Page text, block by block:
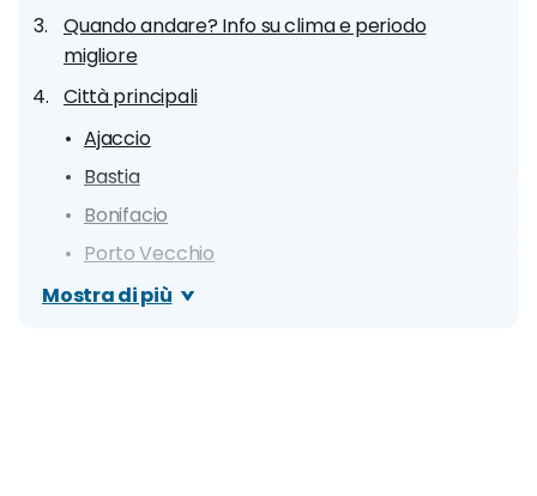
Quando andare? Info su clima e periodo
migliore
Città principali
Ajaccio
Bastia
Bonifacio
Porto Vecchio
Calvi
Mostra di più